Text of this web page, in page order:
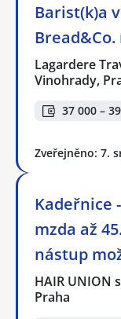
Barist(k)a
Lagardere
Vinohrady,
37 000 –
Zveřejněno: 7.
Kadeřnice
mzda až
nástup
HAIR UNION
Praha